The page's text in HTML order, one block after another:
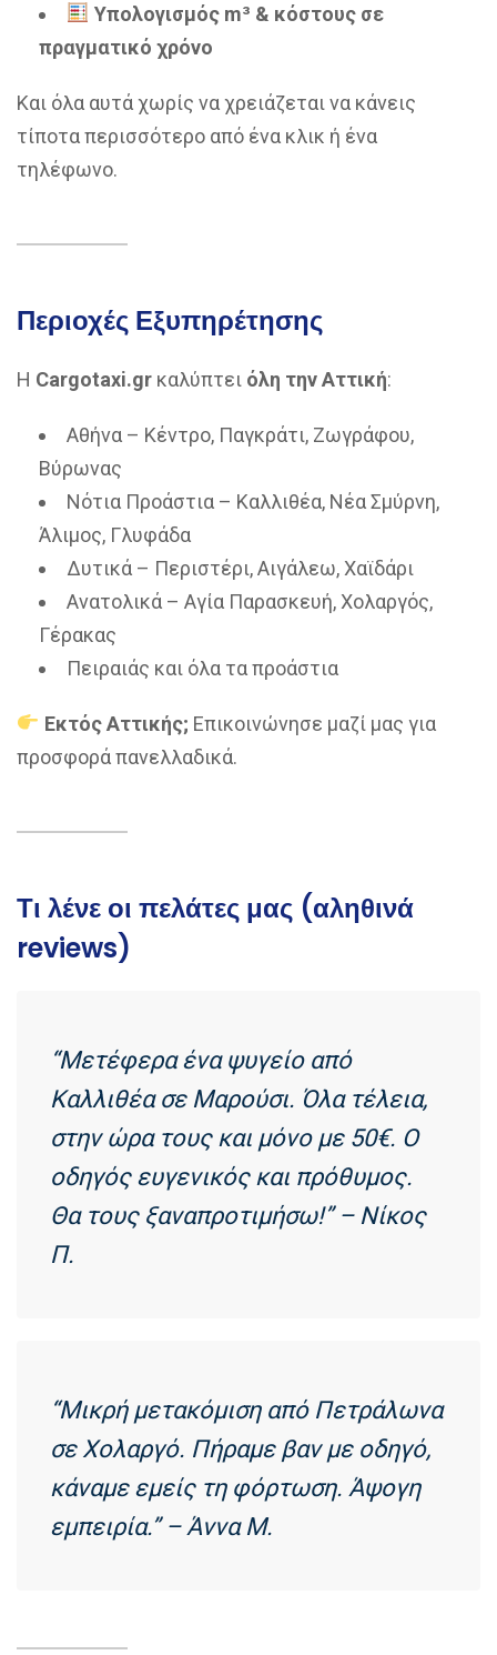
Υπολογισμός m³ & κόστους σε
πραγματικό χρόνο
Και όλα αυτά χωρίς να χρειάζεται να κάνεις
τίποτα περισσότερο από ένα κλικ ή ένα
τηλέφωνο.
Περιοχές Εξυπηρέτησης
Η Cargotaxi.gr καλύπτει όλη την Αττική:
Αθήνα – Κέντρο, Παγκράτι, Ζωγράφου,
Βύρωνας
Νότια Προάστια – Καλλιθέα, Νέα Σμύρνη,
Άλιμος, Γλυφάδα
Δυτικά – Περιστέρι, Αιγάλεω, Χαϊδάρι
Ανατολικά – Αγία Παρασκευή, Χολαργός,
Γέρακας
Πειραιάς και όλα τα προάστια
Εκτός Αττικής; Επικοινώνησε μαζί μας για
προσφορά πανελλαδικά.
Τι λένε οι πελάτες μας (αληθινά
reviews)
“Μετέφερα ένα ψυγείο από
Καλλιθέα σε Μαρούσι. Όλα τέλεια,
στην ώρα τους και μόνο με 50€. Ο
οδηγός ευγενικός και πρόθυμος.
Θα τους ξαναπροτιμήσω!” – Νίκος
Π.
“Μικρή μετακόμιση από Πετράλωνα
σε Χολαργό. Πήραμε βαν με οδηγό,
κάναμε εμείς τη φόρτωση. Άψογη
εμπειρία.” – Άννα Μ.